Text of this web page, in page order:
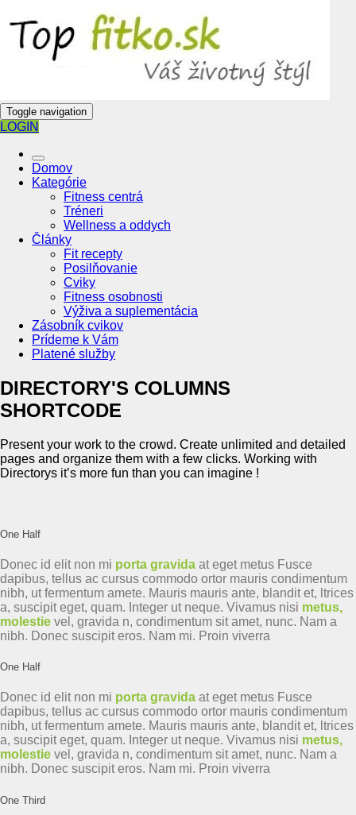
Toggle navigation
LOGIN
Domov
Kategórie
Fitness centrá
Tréneri
Wellness a oddych
Články
Fit recepty
Posilňovanie
Cviky
Fitness osobnosti
Výživa a suplementácia
Zásobník cvikov
Prídeme k Vám
Platené služby
DIRECTORY'S COLUMNS
SHORTCODE
Present your work to the crowd. Create unlimited and detailed
pages and organize them with a few clicks. Working with
Directorys it’s more fun than you can imagine !
One Half
Donec id elit non mi porta gravida at eget metus Fusce
dapibus, tellus ac cursus commodo ortor mauris condimentum
nibh, ut fermentum amete. Mauris mauris ante, blandit et, ltrices
a, suscipit eget, quam. Integer ut neque. Vivamus nisi metus,
molestie vel, gravida n, condimentum sit amet, nunc. Nam a
nibh. Donec suscipit eros. Nam mi. Proin viverra
One Half
Donec id elit non mi porta gravida at eget metus Fusce
dapibus, tellus ac cursus commodo ortor mauris condimentum
nibh, ut fermentum amete. Mauris mauris ante, blandit et, ltrices
a, suscipit eget, quam. Integer ut neque. Vivamus nisi metus,
molestie vel, gravida n, condimentum sit amet, nunc. Nam a
nibh. Donec suscipit eros. Nam mi. Proin viverra
One Third